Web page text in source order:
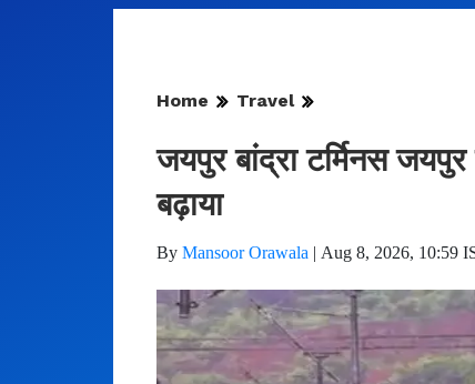
Home Travel
जयपुर बांद्रा टर्मिनस
बढ़ाया
By Mansoor Orawala | Aug 8, 2026, 10:59